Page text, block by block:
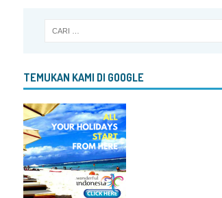
TEMUKAN KAMI DI GOOGLE